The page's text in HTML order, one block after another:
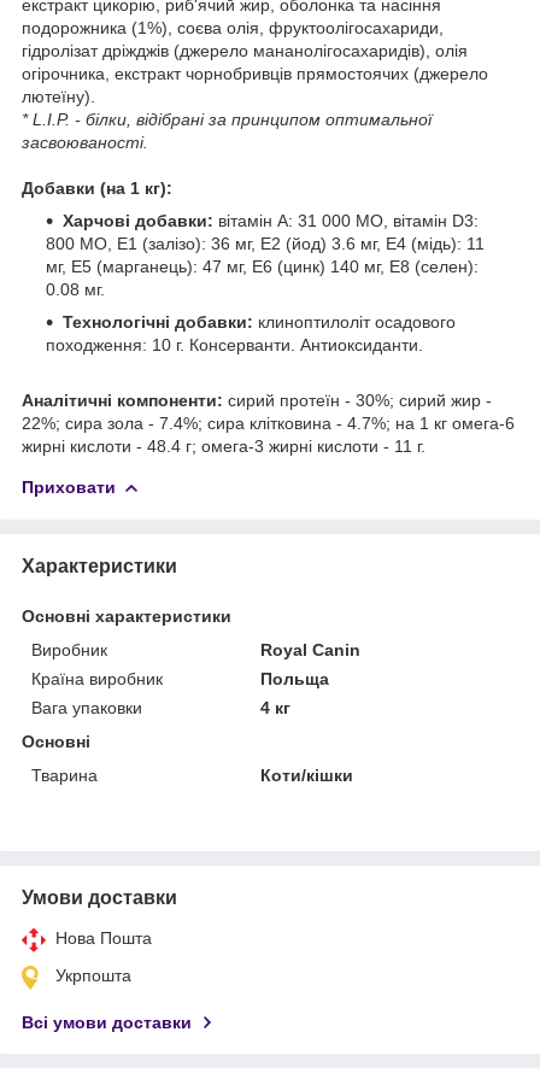
екстракт цикорію, риб'ячий жир, оболонка та насіння
подорожника (1%), соєва олія, фруктоолiгосахариди,
гідролізат дріжджів (джерело мананолiгосахаридів), олія
огірочника, екстракт чорнобривців прямостоячих (джерело
лютеїну).
* L.I.P. - білки, відібрані за принципом оптимальної
засвоюваності.
Добавки (на 1 кг):
Харчові добавки: вітамін A: 31 000 МО, вітамін D3:
800 МО, E1 (залізо): 36 мг, E2 (йод) 3.6 мг, E4 (мідь): 11
мг, E5 (марганець): 47 мг, E6 (цинк) 140 мг, E8 (селен):
0.08 мг.
Технологічні добавки: клиноптилоліт осадового
походження: 10 г. Консерванти. Антиоксиданти.
Аналітичні компоненти: сирий протеїн - 30%; сирий жир -
22%; сира зола - 7.4%; сира клітковина - 4.7%; на 1 кг омега-6
жирні кислоти - 48.4 г; омега-3 жирні кислоти - 11 г.
Приховати
Характеристики
Основні характеристики
Виробник
Royal Canin
Країна виробник
Польща
Вага упаковки
4 кг
Основні
Тварина
Коти/кішки
Умови доставки
Нова Пошта
Укрпошта
Всі умови доставки